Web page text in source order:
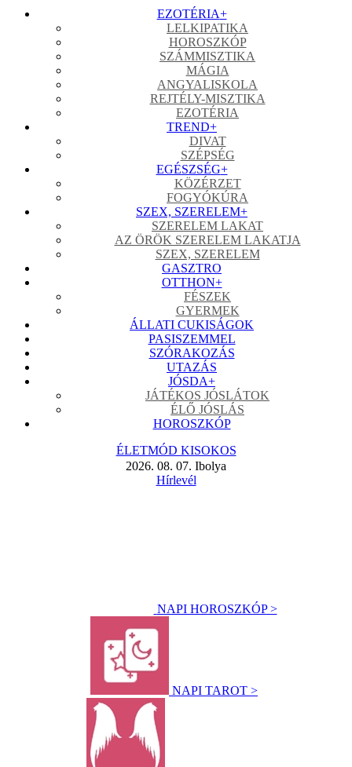
EZOTÉRIA+
LELKIPATIKA
HOROSZKÓP
SZÁMMISZTIKA
MÁGIA
ANGYALISKOLA
REJTÉLY-MISZTIKA
EZOTÉRIA
TREND+
DIVAT
SZÉPSÉG
EGÉSZSÉG+
KÖZÉRZET
FOGYÓKÚRA
SZEX, SZERELEM+
SZERELEM LAKAT
AZ ÖRÖK SZERELEM LAKATJA
SZEX, SZERELEM
GASZTRO
OTTHON+
FÉSZEK
GYERMEK
ÁLLATI CUKISÁGOK
PASISZEMMEL
SZÓRAKOZÁS
UTAZÁS
JÓSDA+
JÁTÉKOS JÓSLÁTOK
ÉLŐ JÓSLÁS
HOROSZKÓP
ÉLETMÓD KISOKOS
2026. 08. 07. Ibolya
Hírlevél
NAPI HOROSZKÓP >
NAPI TAROT >